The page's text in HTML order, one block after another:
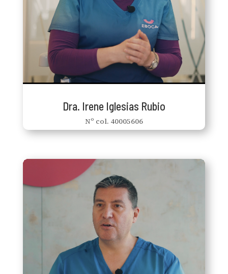
Dra. Irene Iglesias Rubio
Nº col. 40005606
los bebés, es responsable de los tratamientos de los
más pequeños. También es la especialista en
Rehabilitación Neuro-Oclusal (RNO) y lleva a cabo
el protocolo HBTC-RFA Human
Body
Total Care-
Rehabilitación Funcional de
Aragao
: la boca como
puerta de entrada de la salud. Máster en
Rehabilitación
Masticatoria-Respiratoria, y
de
Dr. Hernando Zamora Michel
Nº col. 40010674
Es especialista en Endodoncia y Odontología
Conservadora (reconstrucción de piezas
destruidas). También es especialista en
Implantología, incluso en casos con muy poco